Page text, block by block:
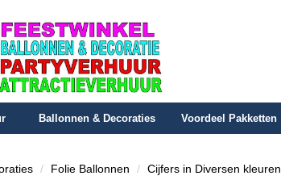
Ballonnen & Decoraties Voordeel Pakketten
Folie Ballonnen Cijfers in Diversen kleuren